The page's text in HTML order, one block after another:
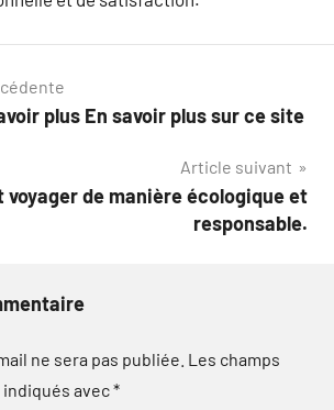
plus En savoir plus sur ce site
Article suivant
voyager de manière écologique et
responsable.
ne sera pas publiée. Les champs
avec*